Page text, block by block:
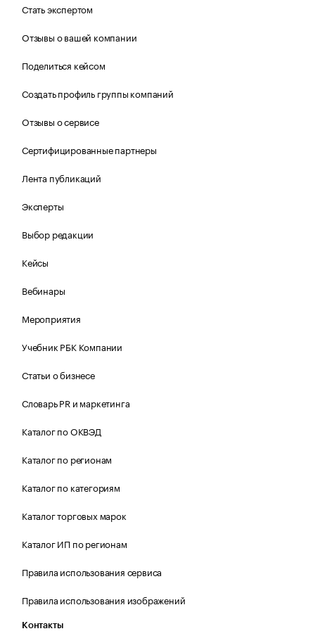
Стать экспертом
Отзывы о вашей компании
Поделиться кейсом
Создать профиль группы компаний
Отзывы о сервисе
Сертифицированные партнеры
Лента публикаций
Эксперты
Выбор редакции
Кейсы
Вебинары
Мероприятия
Учебник РБК Компании
Статьи о бизнесе
Словарь PR и маркетинга
Каталог по ОКВЭД
Каталог по регионам
Каталог по категориям
Каталог торговых марок
Каталог ИП по регионам
Правила использования сервиса
Правила использования изображений
Контакты